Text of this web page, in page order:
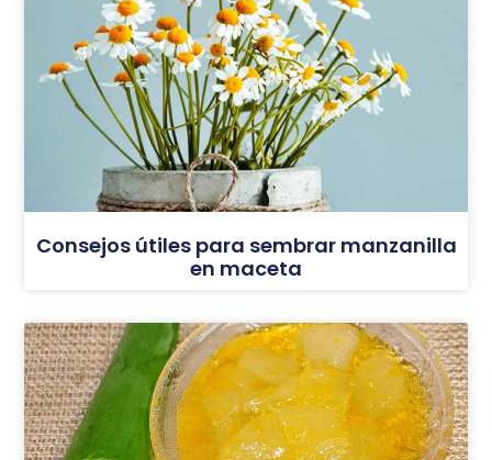
Consejos útiles para sembrar manzanilla
en maceta